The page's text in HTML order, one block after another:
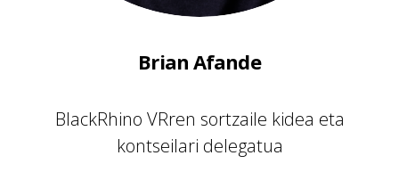
Brian Afande
BlackRhino VRren sortzaile kidea eta
kontseilari delegatua